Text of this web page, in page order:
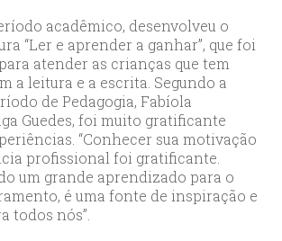
acadêmico, desenvolveu o
“Ler e aprender a ganhar”, que foi
atender as crianças que tem
a leitura e a escrita. Segundo a
de Pedagogia, Fabíola
Guedes, foi muito gratificante
“Conhecer sua motivação
profissional foi gratificante.
um grande aprendizado para o
é uma fonte de inspiração e
todos nós”.